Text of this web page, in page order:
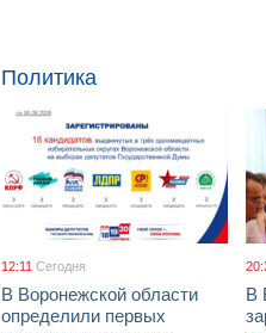
Политика
12:11 Сегодня
В Воронежской области
определили первых
В